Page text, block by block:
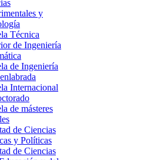
y
Técnica
de Ingeniería
de Ingeniería
Internacional
de másteres
de Ciencias
y Políticas
de Ciencias